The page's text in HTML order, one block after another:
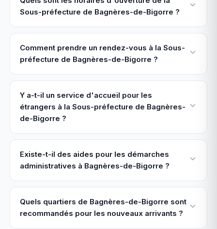
Sous-préfecture de Bagnères-de-Bigorre ?
Comment prendre un rendez-vous à la Sous-
préfecture de Bagnères-de-Bigorre ?
Y a-t-il un service d'accueil pour les
étrangers à la Sous-préfecture de Bagnères-
de-Bigorre ?
Existe-t-il des aides pour les démarches
administratives à Bagnères-de-Bigorre ?
Quels quartiers de Bagnères-de-Bigorre sont
recommandés pour les nouveaux arrivants ?